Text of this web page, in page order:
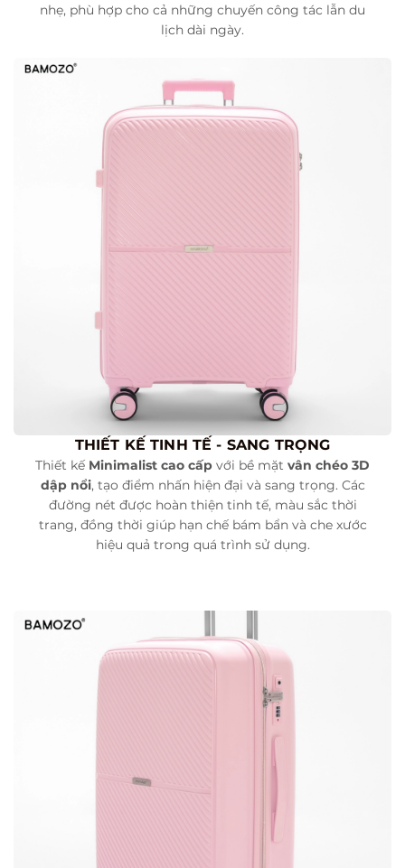
nhẹ, phù hợp cho cả những chuyến công tác lẫn du
lịch dài ngày.
THIẾT KẾ TINH TẾ - SANG TRỌNG
Thiết kế Minimalist cao cấp với bề mặt vân chéo 3D
dập nổi, tạo điểm nhấn hiện đại và sang trọng. Các
đường nét được hoàn thiện tinh tế, màu sắc thời
trang, đồng thời giúp hạn chế bám bẩn và che xước
hiệu quả trong quá trình sử dụng.